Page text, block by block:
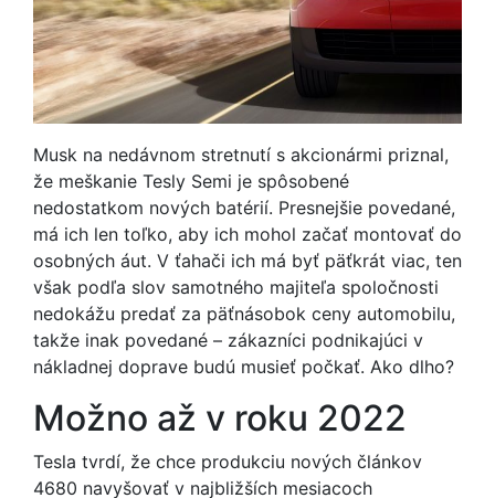
Musk na nedávnom stretnutí s akcionármi priznal,
že meškanie Tesly Semi je spôsobené
nedostatkom nových batérií. Presnejšie povedané,
má ich len toľko, aby ich mohol začať montovať do
osobných áut. V ťahači ich má byť päťkrát viac, ten
však podľa slov samotného majiteľa spoločnosti
nedokážu predať za päťnásobok ceny automobilu,
takže inak povedané – zákazníci podnikajúci v
nákladnej doprave budú musieť počkať. Ako dlho?
Možno až v roku 2022
Tesla tvrdí, že chce produkciu nových článkov
4680 navyšovať v najbližších mesiacoch